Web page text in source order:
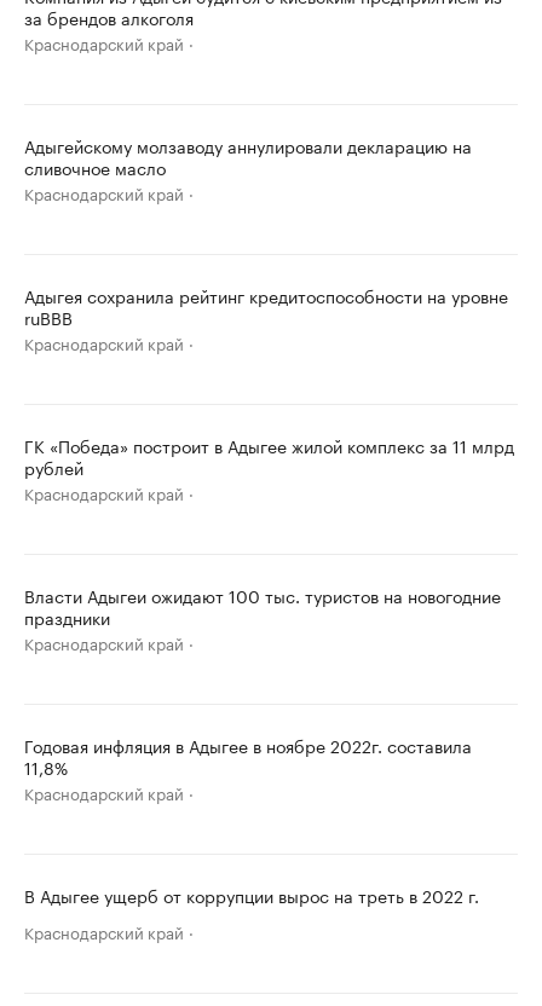
за брендов алкоголя
Краснодарский край
Адыгейскому молзаводу аннулировали декларацию на
сливочное масло
Краснодарский край
Адыгея сохранила рейтинг кредитоспособности на уровне
ruBBB
Краснодарский край
ГК «Победа» построит в Адыгее жилой комплекс за 11 млрд
рублей
Краснодарский край
Власти Адыгеи ожидают 100 тыс. туристов на новогодние
праздники
Краснодарский край
Годовая инфляция в Адыгее в ноябре 2022г. составила
11,8%
Краснодарский край
В Адыгее ущерб от коррупции вырос на треть в 2022 г.
Краснодарский край